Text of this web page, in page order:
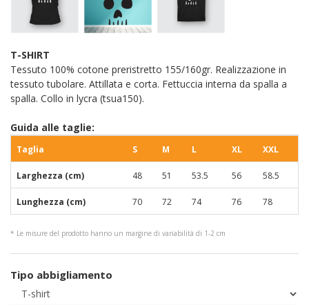
T-SHIRT
Tessuto 100% cotone preristretto 155/160gr. Realizzazione in
tessuto tubolare. Attillata e corta. Fettuccia interna da spalla a
spalla. Collo in lycra (tsua150).
Guida alle taglie:
Taglia S M L XL XXL
Larghezza (cm) 48 51 53.5 56 58.5
Lunghezza (cm) 70 72 74 76 78
* Le misure del prodotto hanno un margine di variabilità di 1-2 cm
Tipo abbigliamento